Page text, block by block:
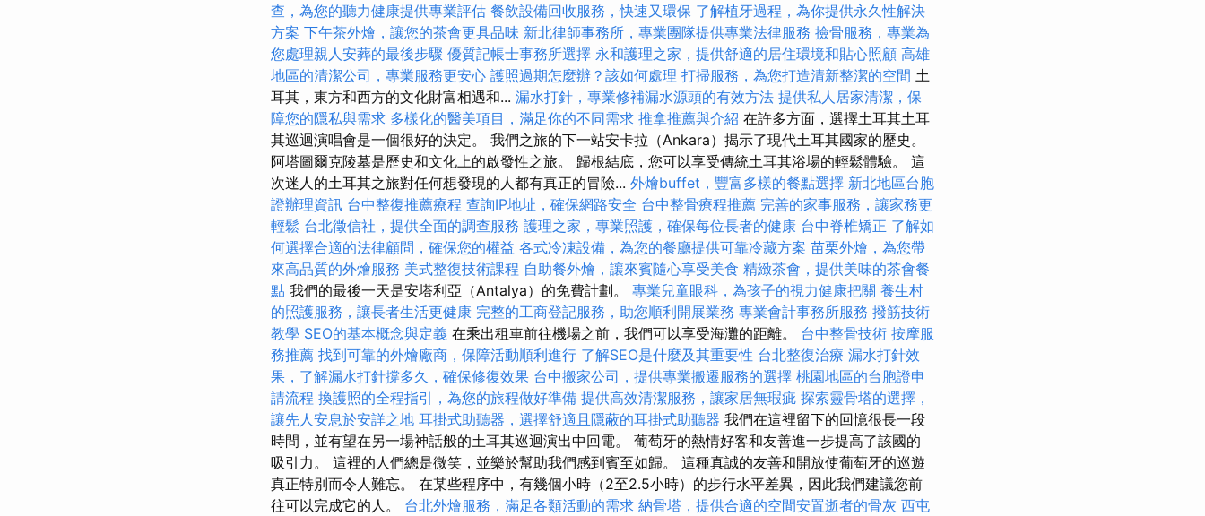
查，為您的聽力健康提供專業評估 餐飲設備回收服務，快速又環保 了解植牙過程，為你提供永久性解決
方案 下午茶外燴，讓您的茶會更具品味 新北律師事務所，專業團隊提供專業法律服務 撿骨服務，專業為
您處理親人安葬的最後步驟 優質記帳士事務所選擇 永和護理之家，提供舒適的居住環境和貼心照顧 高雄
地區的清潔公司，專業服務更安心 護照過期怎麼辦？該如何處理 打掃服務，為您打造清新整潔的空間 土
耳其，東方和西方的文化財富相遇和... 漏水打針，專業修補漏水源頭的有效方法 提供私人居家清潔，保
障您的隱私與需求 多樣化的醫美項目，滿足你的不同需求 推拿推薦與介紹 在許多方面，選擇土耳其土耳
其巡迴演唱會是一個很好的決定。 我們之旅的下一站安卡拉（Ankara）揭示了現代土耳其國家的歷史。
阿塔圖爾克陵墓是歷史和文化上的啟發性之旅。 歸根結底，您可以享受傳統土耳其浴場的輕鬆體驗。 這
次迷人的土耳其之旅對任何想發現的人都有真正的冒險... 外燴buffet，豐富多樣的餐點選擇 新北地區台胞
證辦理資訊 台中整復推薦療程 查詢IP地址，確保網路安全 台中整骨療程推薦 完善的家事服務，讓家務更
輕鬆 台北徵信社，提供全面的調查服務 護理之家，專業照護，確保每位長者的健康 台中脊椎矯正 了解如
何選擇合適的法律顧問，確保您的權益 各式冷凍設備，為您的餐廳提供可靠冷藏方案 苗栗外燴，為您帶
來高品質的外燴服務 美式整復技術課程 自助餐外燴，讓來賓隨心享受美食 精緻茶會，提供美味的茶會餐
點 我們的最後一天是安塔利亞（Antalya）的免費計劃。 專業兒童眼科，為孩子的視力健康把關 養生村
的照護服務，讓長者生活更健康 完整的工商登記服務，助您順利開展業務 專業會計事務所服務 撥筋技術
教學 SEO的基本概念與定義 在乘出租車前往機場之前，我們可以享受海灘的距離。 台中整骨技術 按摩服
務推薦 找到可靠的外燴廠商，保障活動順利進行 了解SEO是什麼及其重要性 台北整復治療 漏水打針效
果，了解漏水打針撐多久，確保修復效果 台中搬家公司，提供專業搬遷服務的選擇 桃園地區的台胞證申
請流程 換護照的全程指引，為您的旅程做好準備 提供高效清潔服務，讓家居無瑕疵 探索靈骨塔的選擇，
讓先人安息於安詳之地 耳掛式助聽器，選擇舒適且隱蔽的耳掛式助聽器 我們在這裡留下的回憶很長一段
時間，並有望在另一場神話般的土耳其巡迴演出中回電。 葡萄牙的熱情好客和友善進一步提高了該國的
吸引力。 這裡的人們總是微笑，並樂於幫助我們感到賓至如歸。 這種真誠的友善和開放使葡萄牙的巡遊
真正特別而令人難忘。 在某些程序中，有幾個小時（2至2.5小時）的步行水平差異，因此我們建議您前
往可以完成它的人。 台北外燴服務，滿足各類活動的需求 納骨塔，提供合適的空間安置逝者的骨灰 西屯